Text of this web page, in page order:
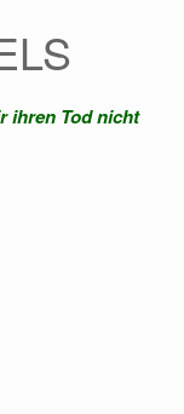
ihren Tod nicht